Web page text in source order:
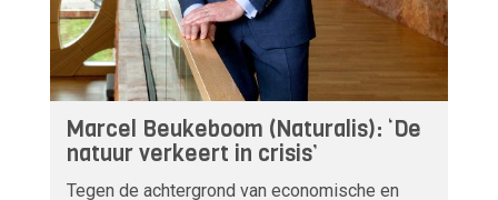
Marcel Beukeboom (Naturalis): ‘De
natuur verkeert in crisis’
Tegen de achtergrond van economische en